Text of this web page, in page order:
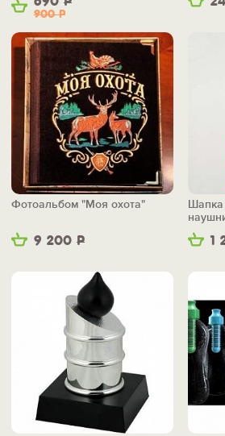
900Р
9 200 Р
Фотоальбом "Моя охота"
1
Шапка
со